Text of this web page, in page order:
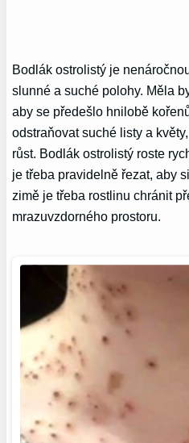
Bodlák ostrolistý je
slunné a suché polohy. Měla
aby se předešlo hnilobě
odstraňovat suché listy a
růst. Bodlák ostrolistý roste
je třeba pravidelně řezat, aby
zimě je třeba rostlinu chránit
mrazuvzdorného prostoru.